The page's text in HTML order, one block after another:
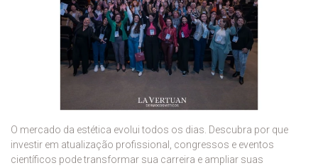
O mercado da estética evolui todos os dias. Descubra por que
investir em atualização profissional, congressos e eventos
científicos pode transformar sua carreira e ampliar suas